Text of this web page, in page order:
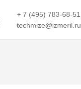
+ 7 (495) 783-68-51
techmize@izmeril.ru